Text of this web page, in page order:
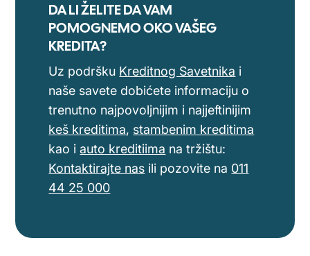
DA LI ŽELITE DA VAM
POMOGNEMO OKO VAŠEG
KREDITA?
Uz podršku Kreditnog Savetnika i
naše savete dobićete informaciju o
trenutno najpovoljnijim i najjeftinijim
keš kreditima, stambenim kreditima
kao iauto kreditiima na tržištu:
Kontaktirajte nas ili pozovite na 011
44 25 000